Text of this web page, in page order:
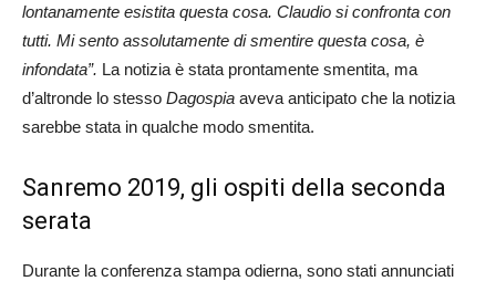
lontanamente esistita questa cosa. Claudio si confronta con
tutti. Mi sento assolutamente di smentire questa cosa, è
infondata”. La notizia è stata prontamente smentita, ma
d’altronde lo stesso Dagospia aveva anticipato che la notizia
sarebbe stata in qualche modo smentita.
Sanremo 2019, gli ospiti della seconda
serata
Durante la conferenza stampa odierna, sono stati annunciati